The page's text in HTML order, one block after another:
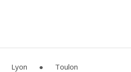
Lyon ● Toulon